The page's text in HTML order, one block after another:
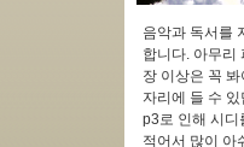
음악과 독서를
합니다. 아무리
장 이상은 꼭
자리에 들 수
p3로 인해 시디
적어서 많이 아